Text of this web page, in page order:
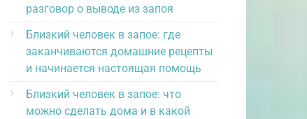
разговор о выводе из запоя
Близкий человек в запое: где
заканчиваются домашние рецепты
и начинается настоящая помощь
Близкий человек в запое: что
можно сделать дома и в какой